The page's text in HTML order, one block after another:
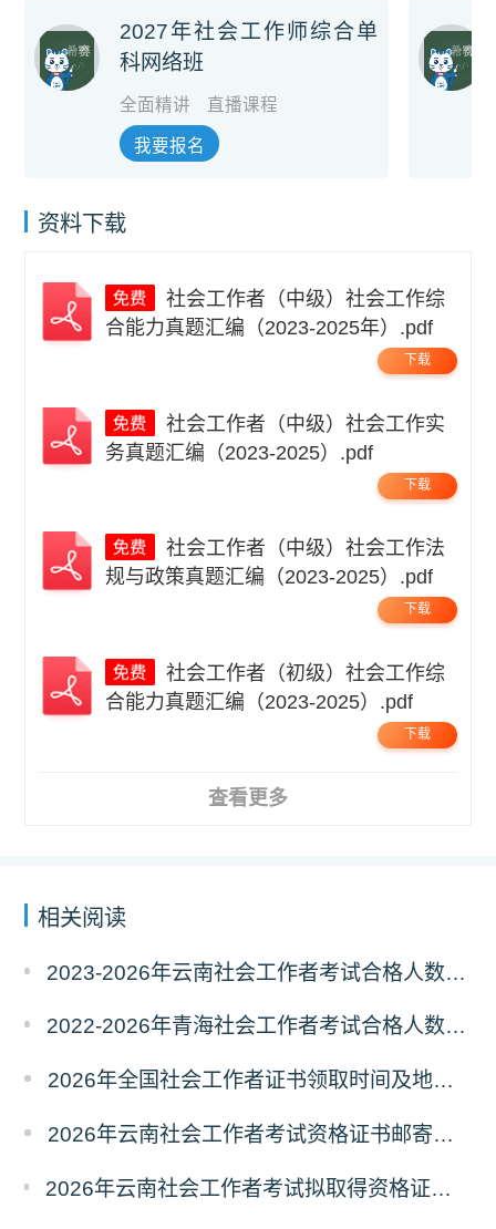
2027年社会工作师综合单
科网络班
全面精讲 直播课程
我要报名
资料下载
社会工作者（中级）社会工作综
合能力真题汇编（2023-2025年）.pdf
下载
社会工作者（中级）社会工作实
务真题汇编（2023-2025）.pdf
下载
社会工作者（中级）社会工作法
规与政策真题汇编（2023-2025）.pdf
下载
社会工作者（初级）社会工作综
合能力真题汇编（2023-2025）.pdf
下载
查看更多
相关阅读
2023-2026年云南社会工作者考试合格人数统计及分析
2022-2026年青海社会工作者考试合格人数统计及分析
2026年全国社会工作者证书领取时间及地点汇总
2026年云南社会工作者考试资格证书邮寄领取的通知
2026年云南社会工作者考试拟取得资格证书人员使用告知承诺制情况的公示